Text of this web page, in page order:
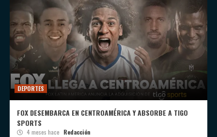
DEPORTES
FOX DESEMBARCA EN CENTROAMÉRICA Y ABSORBE A TIGO
SPORTS
4 meses hace Redacción